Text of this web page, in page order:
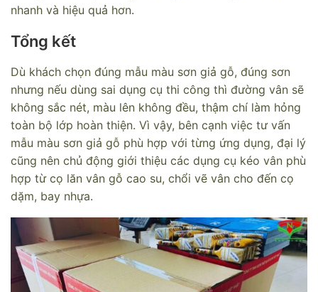
nhanh và hiệu quả hơn.
Tổng kết
Dù khách chọn đúng mẫu màu sơn giả gỗ, đúng sơn
nhưng nếu dùng sai dụng cụ thi công thì đường vân sẽ
không sắc nét, màu lên không đều, thậm chí làm hỏng
toàn bộ lớp hoàn thiện. Vì vậy, bên cạnh việc tư vấn
mẫu màu sơn giả gỗ phù hợp với từng ứng dụng, đại lý
cũng nên chủ động giới thiệu các dụng cụ kéo vân phù
hợp từ cọ lăn vân gỗ cao su, chổi vẽ vân cho đến cọ
dặm, bay nhựa.